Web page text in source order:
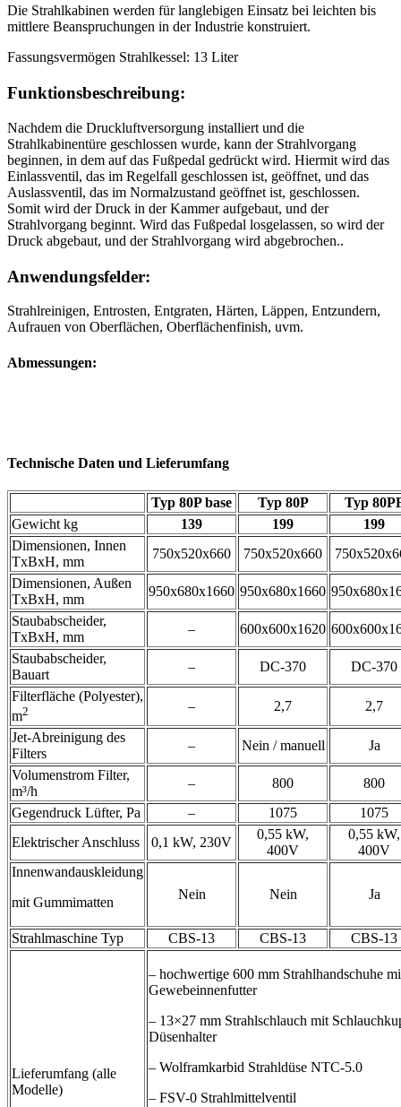
Die Strahlkabinen werden für langlebigen Einsatz bei leichten bis
mittlere Beanspruchungen in der Industrie konstruiert.
Fassungsvermögen Strahlkessel: 13 Liter
Funktionsbeschreibung:
Nachdem die Druckluftversorgung installiert und die
Strahlkabinentüre geschlossen wurde, kann der Strahlvorgang
beginnen, in dem auf das Fußpedal gedrückt wird. Hiermit wird das
Einlassventil, das im Regelfall geschlossen ist, geöffnet, und das
Auslassventil, das im Normalzustand geöffnet ist, geschlossen.
Somit wird der Druck in der Kammer aufgebaut, und der
Strahlvorgang beginnt. Wird das Fußpedal losgelassen, so wird der
Druck abgebaut, und der Strahlvorgang wird abgebrochen..
Anwendungsfelder:
Strahlreinigen, Entrosten, Entgraten, Härten, Läppen, Entzundern,
Aufrauen von Oberflächen, Oberflächenfinish, uvm.
Abmessungen:
Technische Daten und Lieferumfang
Typ 80P base Typ 80P
Typ
Gewicht kg
139 199
199
Dimensionen, Innen
TxBxH, mm
750x520x660 750x520x660
Dimensionen, Außen
TxBxH, mm
950x680x1660 950x680x1660
Staubabscheider,
TxBxH, mm
– 600x600x1620
Staubabscheider,
Bauart
– DC-370
DC-370
Filterfläche (Polyester),
m2 – 2,7 2,7
Jet-Abreinigung des
Filters
– Nein / manuell
Ja
Volumenstrom Filter,
m³/h
– 800
800
Gegendruck Lüfter, Pa
– 1075
1075
Elektrischer Anschluss
0,1 kW, 230V
0,55 kW,
400V
0,55 kW,
400V
Innenwandauskleidung
mit Gummimatten
Nein Nein Ja
Strahlmaschine Typ CBS-13 CBS-13 CBS-13
Lieferumfang (alle
Modelle)
– hochwertige 600 mm Strahlhandschuhe
Gewebeinnenfutter
– 13×27 mm Strahlschlauch mit
Düsenhalter
– Wolframkarbid Strahldüse NTC-5.0
– FSV-0 Strahlmittelventil